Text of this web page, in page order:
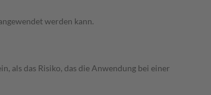
werden kann.
als das Risiko, das die Anwendung bei einer